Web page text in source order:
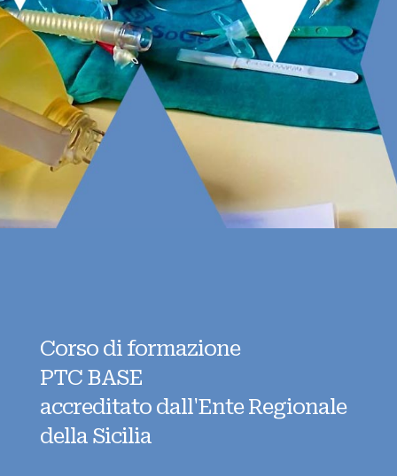
Corso di formazione
PTC BASE
accreditato dall'Ente Regionale
della Sicilia